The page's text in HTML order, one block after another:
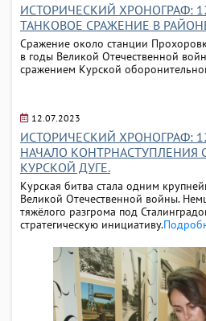
ИСТОРИЧЕСКИЙ ХРОНОГРАФ:
ТАНКОВОЕ СРАЖЕНИЕ В
Сражение около станции
в годы Великой Отечественной
сражением Курской
12.07.2023
ИСТОРИЧЕСКИЙ ХРОНОГРАФ:
НАЧАЛО КОНТРНАСТУПЛЕНИЯ
КУРСКОЙ ДУГЕ.
Курская битва стала одним
Великой Отечественной войны.
тяжёлого разгрома под
стратегическую инициативу.